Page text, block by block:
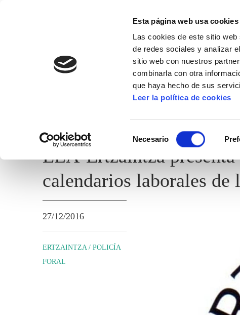
Esta página web usa cookies
Las cookies de este sitio
de redes sociales y analizar
sitio web con nuestros
combinarla con otra
que haya hecho de sus
Leer la política de cookies
Necesario
ERTZAINTZA / POLICÍA FORAL
ELA-Ertzaintza
calendarios laborales de
27/12/2016
ERTZAINTZA / POLICÍA
FORAL